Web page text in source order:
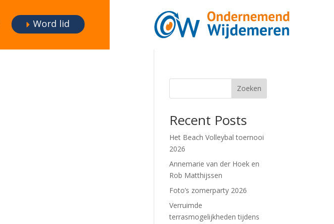
Word lid
Zoeken
Recent Posts
Het Beach Volleybal toernooi
2026
Annemarie van der Hoek en
Rob Matthijssen
Foto’s zomerparty 2026
Verruimde
terrasmogelijkheden tijdens